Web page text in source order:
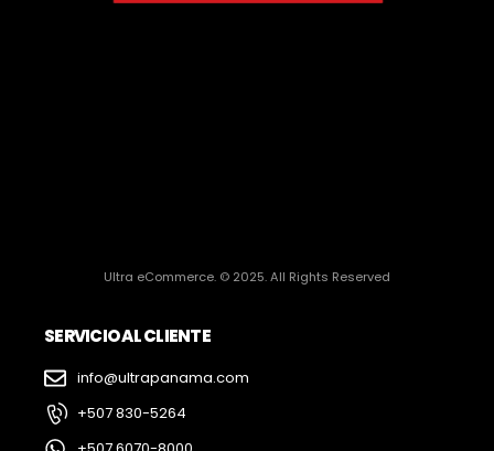
Ultra eCommerce. © 2025. All Rights Reserved
SERVICIO AL CLIENTE
info@ultrapanama.com
+507 830-5264